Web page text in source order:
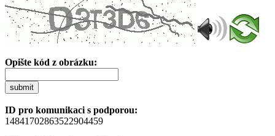
Opište kód z obrázku:
submit
ID pro komunikaci s podporou:
14841702863522904459